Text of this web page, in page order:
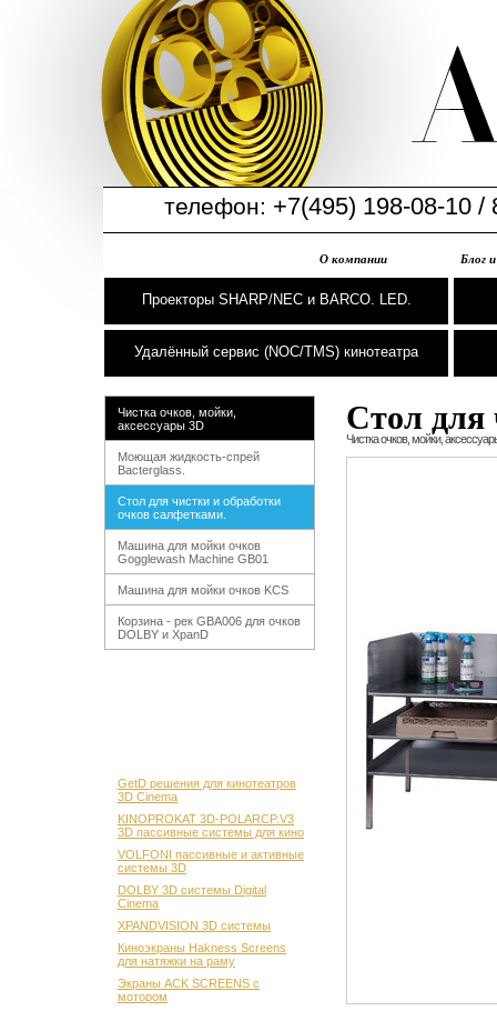
телефон: +7(495) 198-08-10 /
О компании Блог
Проекторы SHARP/NEC и BARCO. LED.
Удалённый сервис (NOC/TMS) кинотеатра
Чистка очков, мойки,
аксессуары 3D
Моющая жидкость-спрей
Bacterglass.
Стол для чистки и обработки
очков салфетками.
Машина для мойки очков
Gogglewash Machine GB01
Машина для мойки очков KCS
Корзина - рек GBA006 для очков
DOLBY и XpanD
GetD решения для кинотеатров
3D Cinema
KINOPROKAT 3D-POLARCP.V3
3D пассивные системы для кино
VOLFONI пассивные и активные
системы 3D
DOLBY 3D системы Digital
Cinema
XPANDVISION 3D системы
Киноэкраны Hakness Screens
для натяжки на раму
Экраны ACK SCREENS с
мотором
Стол для
Чистка очков, мойки,